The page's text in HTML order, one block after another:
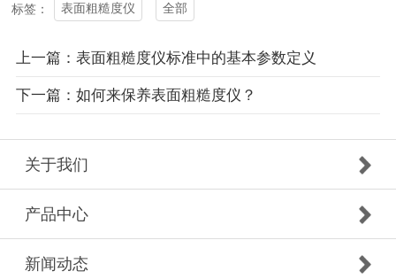
标签： 表面粗糙度仪 全部
上一篇：表面粗糙度仪标准中的基本参数定义
下一篇：如何来保养表面粗糙度仪？
关于我们
产品中心
新闻动态